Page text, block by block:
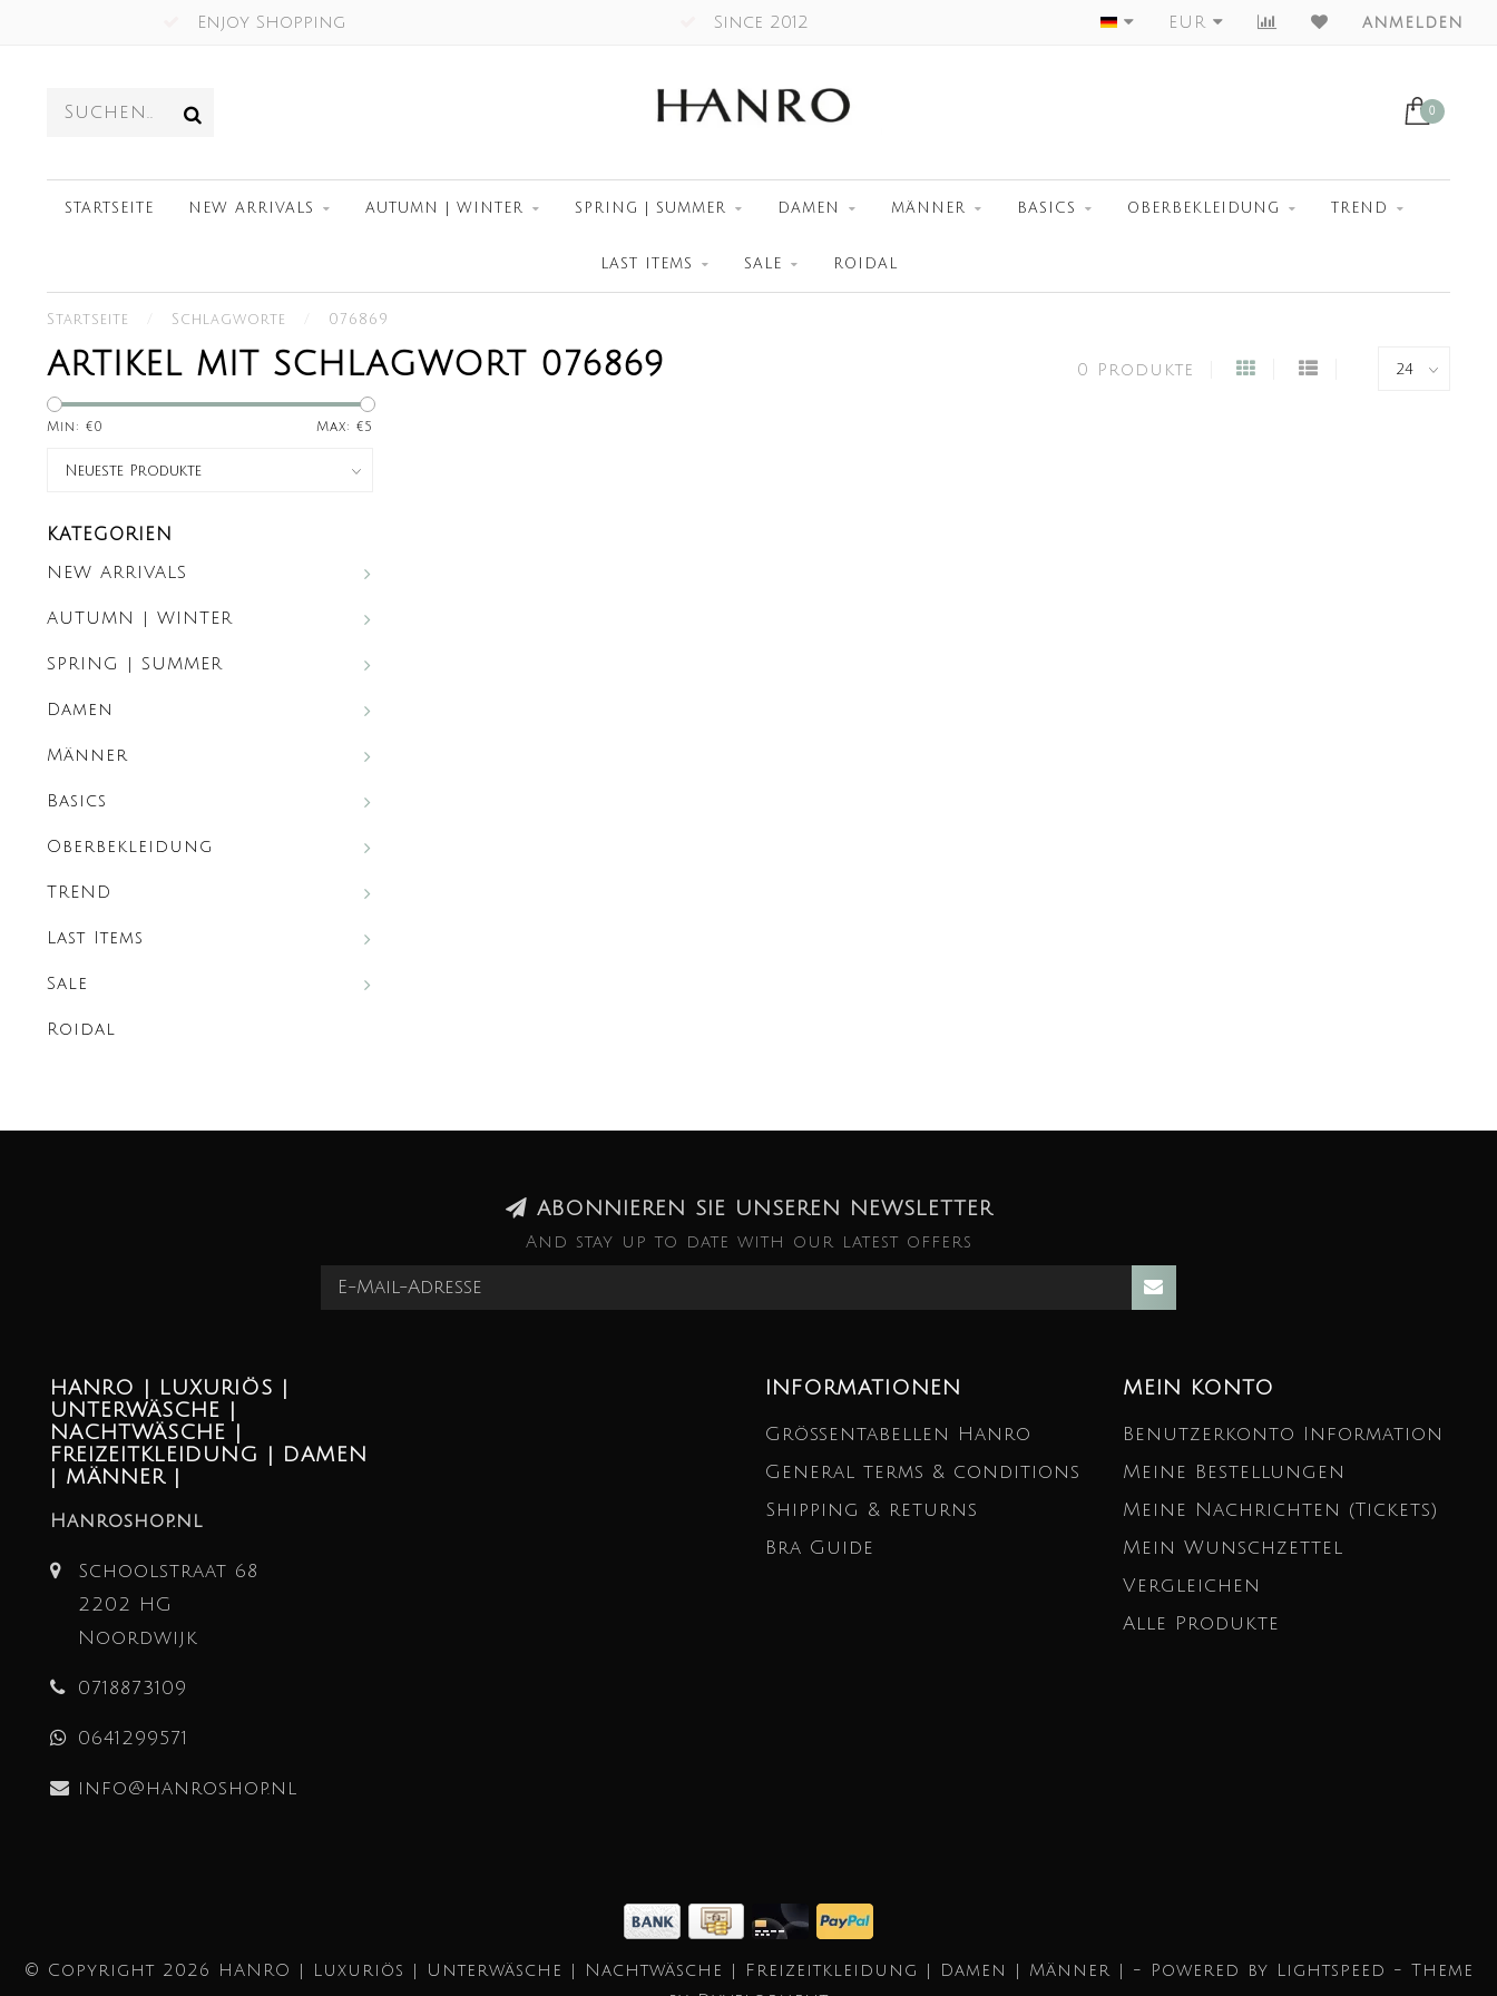
Enjoy Shopping Since 2012 Worldwide Shipment
EUR anmelden
0
STARTSEITE NEW ARRIVALS AUTUMN | WINTER SPRING | SUMMER DAMEN MÄNNER BASICS OBERBEKLEIDUNG TREND
LAST ITEMS SALE ROIDAL
Startseite Schlagworte 076869
ARTIKEL MIT SCHLAGWORT 076869 0 Produkte
Min: €0 Max: €5
KATEGORIEN
NEW ARRIVALS
AUTUMN | WINTER
SPRING | SUMMER
Damen
Männer
Basics
Oberbekleidung
TREND
Last Items
Sale
Roidal
ABONNIEREN SIE UNSEREN NEWSLETTER
And stay up to date with our latest offers
HANRO | LUXURIÖS |
UNTERWÄSCHE |
NACHTWÄSCHE |
FREIZEITKLEIDUNG | DAMEN
| MÄNNER |
Hanroshop.nl
Schoolstraat 68
2202 HG
Noordwijk
0718873109
0641299571
info@hanroshop.nl
INFORMATIONEN
Größentabellen Hanro
General terms & conditions
Shipping & returns
Bra Guide
MEIN KONTO
Benutzerkonto Information
Meine Bestellungen
Meine Nachrichten (Tickets)
Mein Wunschzettel
Vergleichen
Alle Produkte
© Copyright 2026 HANRO | Luxuriös | Unterwäsche | Nachtwäsche | Freizeitkleidung | Damen | Männer | - Powered by Lightspeed - Theme